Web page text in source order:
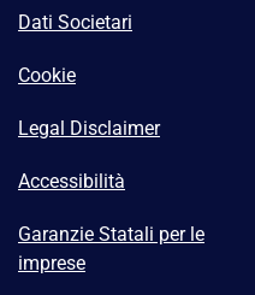
Dati Societari
Cookie
Legal Disclaimer
Accessibilità
Garanzie Statali per le
imprese